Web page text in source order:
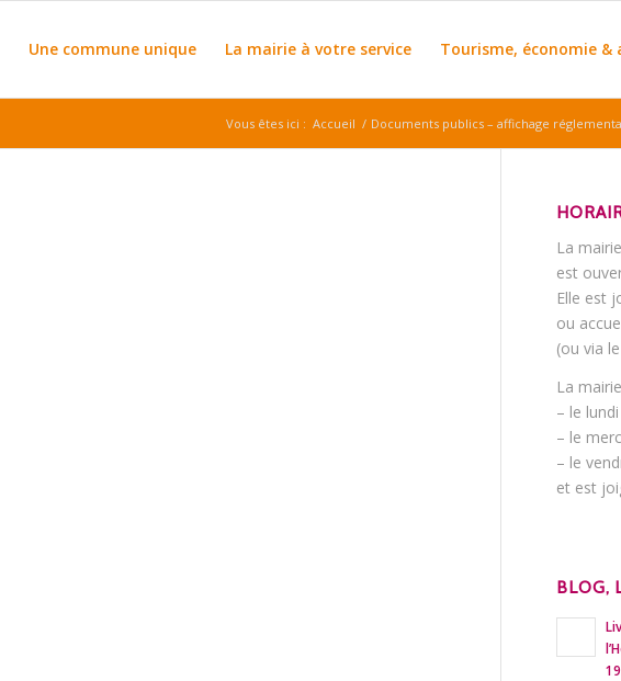
Une commune unique La mairie à votre service Tourisme, économie &
Vous êtes ici : Accueil / Documents publics – affichage
La
est
Elle est
ou
(ou via
La
– le
– le
– le
et est
BLOG,